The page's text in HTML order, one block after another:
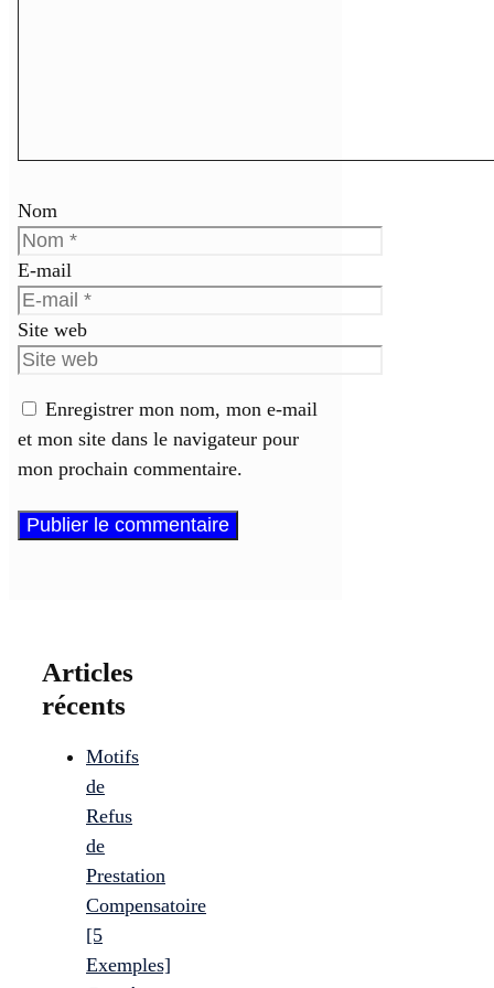
Nom
E-mail
Site web
Enregistrer mon nom, mon e-mail
et mon site dans le navigateur pour
mon prochain commentaire.
Articles
récents
Motifs
de
Refus
de
Prestation
Compensatoire
[5
Exemples]